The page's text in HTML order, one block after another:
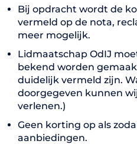
Bij opdracht wordt de
vermeld op de nota,
meer mogelijk.
Lidmaatschap OdIJ
bekend worden
duidelijk vermeld zijn.
doorgegeven kunnen
verlenen.)
Geen korting op als
aanbiedingen.